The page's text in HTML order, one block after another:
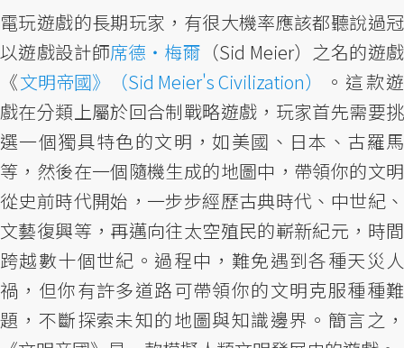
電玩遊戲的長期玩家，有很大機率應該都聽說過冠
以遊戲設計師席德‧梅爾 （Sid Meier）之名的遊戲
《文明帝國》（Sid Meier's Civilization）
。這款遊
戲在分類上屬於回合制戰略遊戲，玩家首先需要挑
選一個獨具特色的文明，如美國、日本、古羅馬
等，然後在一個隨機生成的地圖中，帶領你的文明
從史前時代開始，一步步經歷古典時代、中世紀、
文藝復興等，再邁向往太空殖民的嶄新紀元，時間
跨越數十個世紀。過程中，難免遇到各種天災人
禍，但你有許多道路可帶領你的文明克服種種難
題，不斷探索未知的地圖與知識邊界。簡言之，